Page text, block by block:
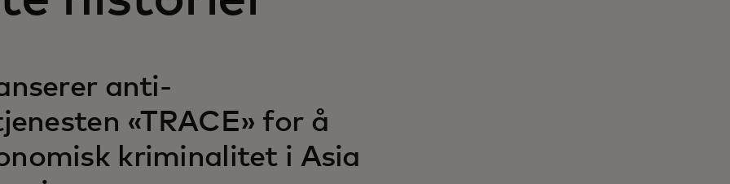
anti-
«TRACE» for å
kriminalitet i Asia